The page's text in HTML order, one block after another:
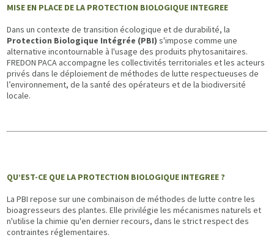
MISE EN PLACE DE LA PROTECTION BIOLOGIQUE INTEGREE
Dans un contexte de transition écologique et de durabilité, la
Protection Biologique Intégrée (PBI) s'impose comme une
alternative incontournable à l'usage des produits phytosanitaires.
FREDON PACA accompagne les collectivités territoriales et les acteurs
privés dans le déploiement de méthodes de lutte respectueuses de
l’environnement, de la santé des opérateurs et de la biodiversité
locale.
QU’EST-CE QUE LA PROTECTION BIOLOGIQUE INTEGREE ?
La PBI repose sur une combinaison de méthodes de lutte contre les
bioagresseurs des plantes. Elle privilégie les mécanismes naturels et
n'utilise la chimie qu'en dernier recours, dans le strict respect des
contraintes réglementaires.